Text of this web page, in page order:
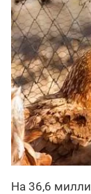
На 36,6